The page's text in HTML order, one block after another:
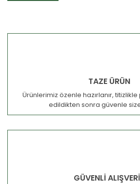
TAZE ÜRÜN
Ürünlerimiz özenle hazırlanır,
edildikten sonra güvenle size
GÜVENLİ